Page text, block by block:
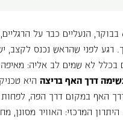
השעון מראה 6:10 בבוקר, הנעליים כבר על
רגע לפני שהראש נכנס לקצב,
בכלל לא שמים לב אליה:
דרך האף בריצה היא
האף במקום דרך הפה, לפחות
היתרון המרכזי: האוויר מסונן,